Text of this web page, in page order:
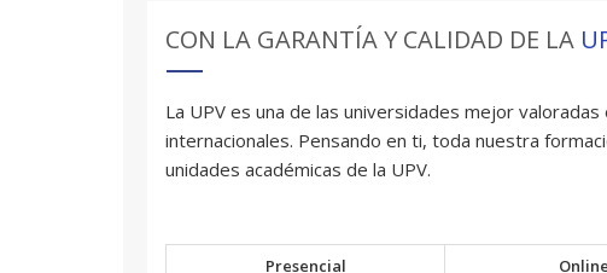
CON LA GARANTÍA Y CALIDAD DE LA
La UPV es una de las universidades mejor valoradas
internacionales. Pensando en ti, toda nuestra
unidades académicas de la UPV.
Presencial Online